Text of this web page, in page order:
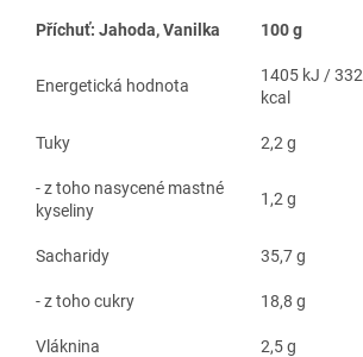
Příchuť: Jahoda, Vanilka 100 g
Energetická hodnota
1405 kJ / 332
kcal
Tuky 2,2 g
- z toho nasycené mastné
kyseliny
1,2 g
Sacharidy 35,7 g
- z toho cukry 18,8 g
Vláknina 2,5 g